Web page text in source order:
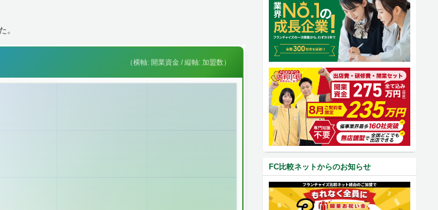
。
（横軸: 開業資金 / 縦軸: 加盟数）
FC比較ネットからのお知らせ